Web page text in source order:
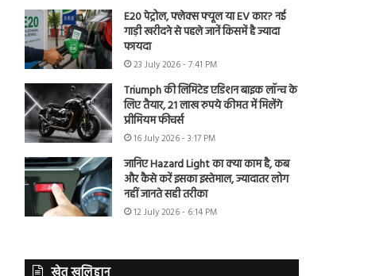
E20 पेट्रोल, फ्लेक्स फ्यूल या EV कार? नई
गाड़ी खरीदने से पहले जानें किसमें है ज्यादा
फायदा
23 July 2026 - 7:41 PM
Triumph की लिमिटेड एडिशन बाइक लॉन्च के
लिए तैयार, 21 लाख रुपये कीमत में मिलेंगे
प्रीमियम फीचर्स
16 July 2026 - 3:17 PM
जानिए Hazard Light का क्या काम है, कब
और कैसे करें इसका इस्तेमाल, ज्यादातर लोग
नहीं जानते सही तरीका
12 July 2026 - 6:14 PM